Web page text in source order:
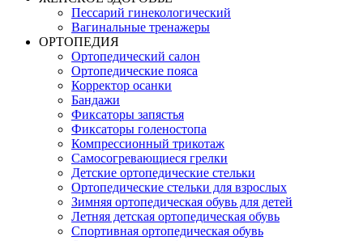
Пессарий гинекологический
Вагинальные тренажеры
ОРТОПЕДИЯ
Ортопедический салон
Ортопедические пояса
Корректор осанки
Бандажи
Фиксаторы запястья
Фиксаторы голеностопа
Компрессионный трикотаж
Самосогревающиеся грелки
Детские ортопедические стельки
Ортопедические стельки для взрослых
Зимняя ортопедическая обувь для детей
Летняя детская ортопедическая обувь
Спортивная ортопедическая обувь